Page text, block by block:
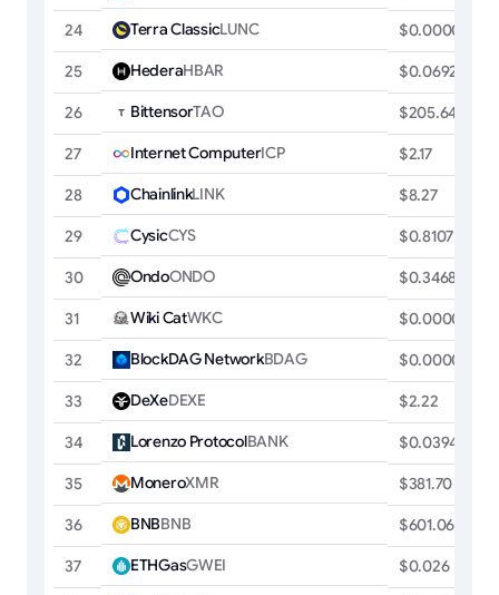
24 Terra ClassicLUNC $0.00004946
25 HederaHBAR $0.0692
26 BittensorTAO $205.64
27 Internet ComputerICP $2.17
28 ChainlinkLINK $8.27
29 CysicCYS $0.8107
30 OndoONDO $0.3468
31 Wiki CatWKC $0.00000008
32 BlockDAG NetworkBDAG $0.00003703
33 DeXeDEXE $2.22
34 Lorenzo ProtocolBANK $0.0394
35 MoneroXMR $381.70
36 BNBBNB $601.06
37 ETHGasGWEI $0.026